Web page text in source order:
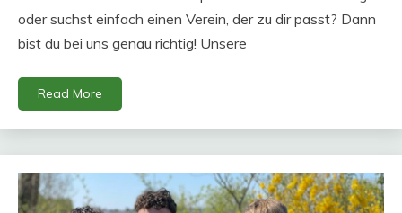
oder suchst einfach einen Verein, der zu dir passt? Dann
bist du bei uns genau richtig! Unsere
Read More